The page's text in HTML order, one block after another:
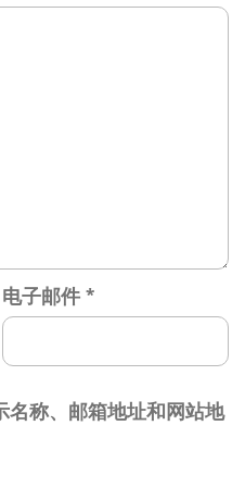
电子邮件 *
名称、邮箱地址和网站地